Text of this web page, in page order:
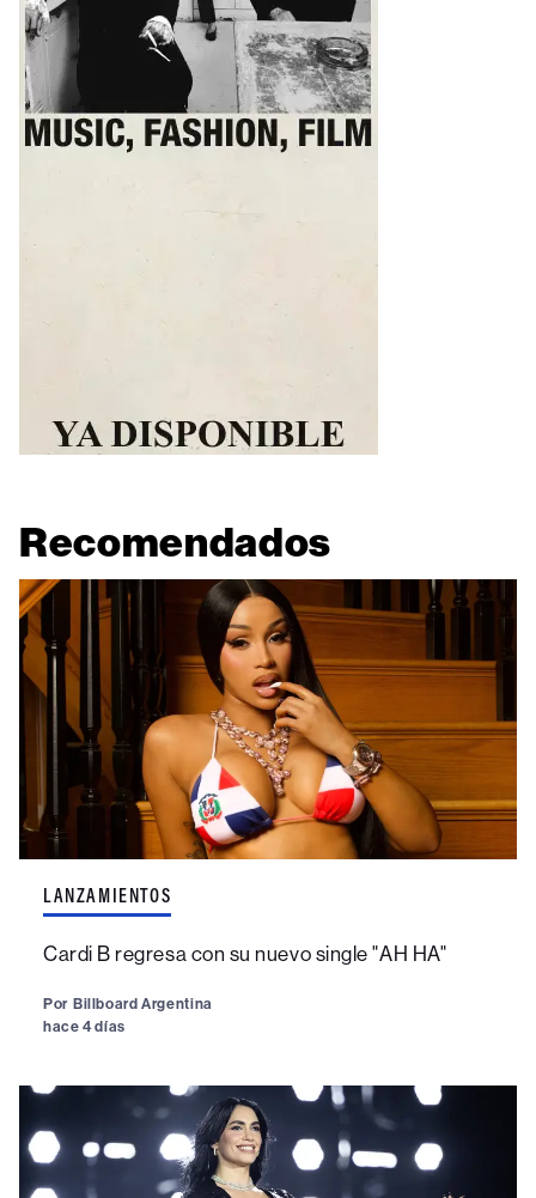
Recomendados
LANZAMIENTOS
Cardi B regresa con su nuevo single "AH HA"
Por Billboard Argentina
hace 4 días